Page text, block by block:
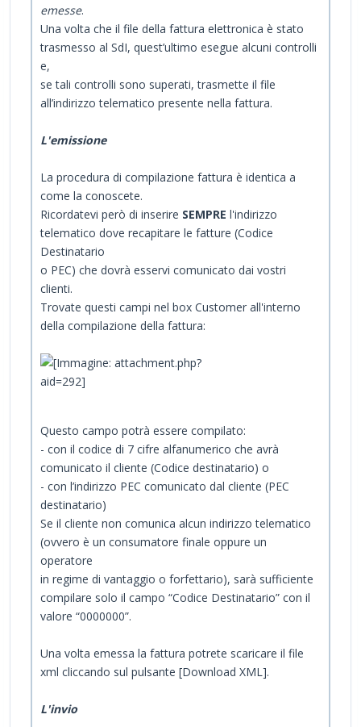
emesse.
Una volta che il file della fattura elettronica è stato
trasmesso al SdI, quest’ultimo esegue alcuni controlli
e,
se tali controlli sono superati, trasmette il file
all’indirizzo telematico presente nella fattura.
L'emissione
La procedura di compilazione fattura è identica a
come la conoscete.
Ricordatevi però di inserire SEMPRE l'indirizzo
telematico dove recapitare le fatture (Codice
Destinatario
o PEC) che dovrà esservi comunicato dai vostri
clienti.
Trovate questi campi nel box Customer all'interno
della compilazione della fattura:
Questo campo potrà essere compilato:
- con il codice di 7 cifre alfanumerico che avrà
comunicato il cliente (Codice destinatario) o
- con l’indirizzo PEC comunicato dal cliente (PEC
destinatario)
Se il cliente non comunica alcun indirizzo telematico
(ovvero è un consumatore finale oppure un
operatore
in regime di vantaggio o forfettario), sarà sufficiente
compilare solo il campo “Codice Destinatario” con il
valore “0000000”.
Una volta emessa la fattura potrete scaricare il file
xml cliccando sul pulsante [Download XML].
L'invio